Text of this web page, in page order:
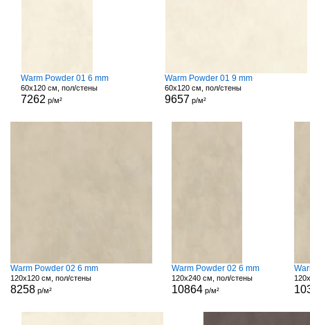
Warm Powder 01 6 mm
60x120 см, пол/стены
7262 р/м²
Warm Powder 01 9 mm
60x120 см, пол/стены
9657 р/м²
Warm Powder 02 6 mm
120x120 см, пол/стены
8258 р/м²
Warm Powder 02 6 mm
120x240 см, пол/стены
10864р/м²